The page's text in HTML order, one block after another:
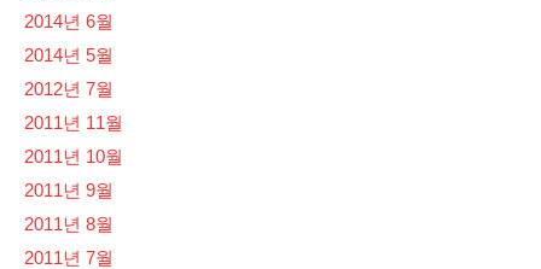
2014년 6월
2014년 5월
2012년 7월
2011년 11월
2011년 10월
2011년 9월
2011년 8월
2011년 7월